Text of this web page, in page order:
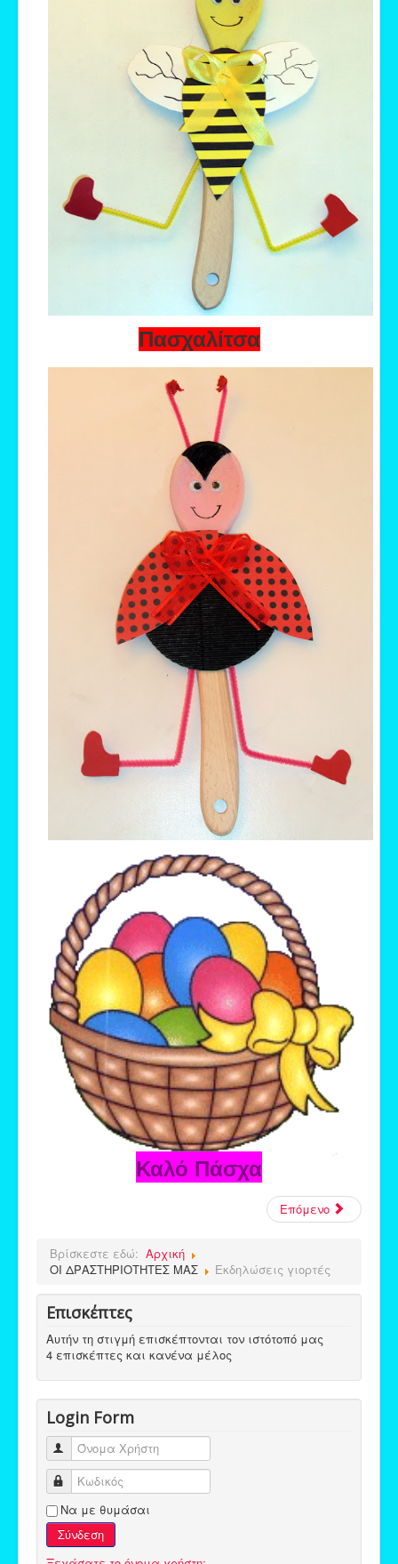
Πασχαλίτσα
Καλό Πάσχα
Επόμενο
Βρίσκεστε εδώ: Αρχική
ΟΙ ΔΡΑΣΤΗΡΙΟΤΗΤΕΣ ΜΑΣ
Εκδηλώσεις γιορτές
Επισκέπτες
Αυτήν τη στιγμή επισκέπτονται τον ιστότοπό μας
4 επισκέπτες και κανένα μέλος
Login Form
Όνομα Χρήστη
Κωδικός
Να με θυμάσαι
Σύνδεση